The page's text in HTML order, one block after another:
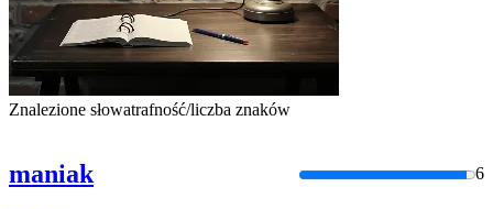
Znalezione słowatrafność/liczba znaków
maniak 6